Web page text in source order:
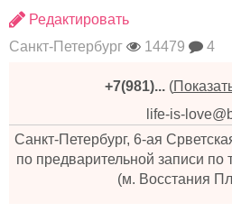
Редактировать
Санкт-Петербург
14479 4
+7(981)... (
life-is-
Санкт-Петербург, 6-ая
по предварительной записи по
(м. Восстания